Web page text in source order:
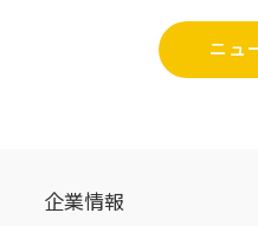
ニュ
企業情報